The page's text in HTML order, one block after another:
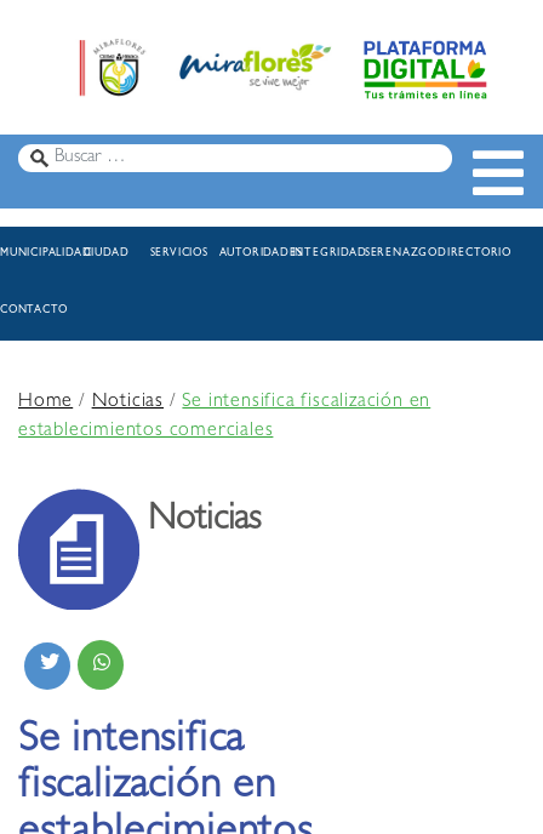
MUNICIPALIDADCIUDAD SERVICIOS AUTORIDADESINTEGRIDADSERENAZGODIRECTORIO
CONTACTO
Home/Noticias /Se intensifica fiscalización en
establecimientos comerciales
Noticias
Se intensifica
fiscalización en